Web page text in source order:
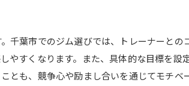
千葉市でのジム選びでは、トレーナーとの
すくなります。また、具体的な目標を設
とも、競争心や励まし合いを通じてモチベ